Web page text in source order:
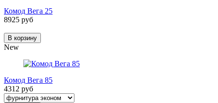
Комод Вега 25
8925 руб
В корзину
New
Комод Вега 85
4312 руб